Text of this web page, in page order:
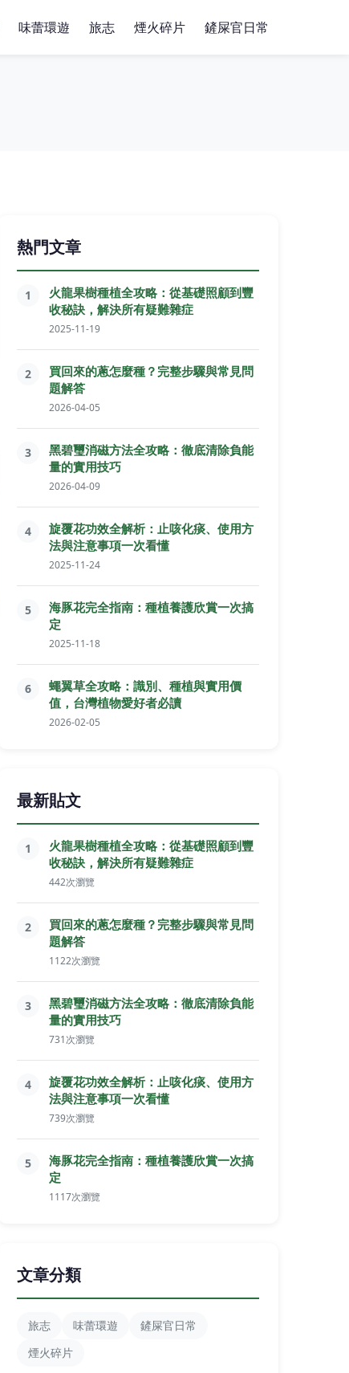
味蕾環遊 旅志 煙火碎片 鏟屎官日常
熱門文章
1
火龍果樹種植全攻略：從基礎照顧到豐
收秘訣，解決所有疑難雜症
2025-11-19
2
買回來的蔥怎麼種？完整步驟與常見問
題解答
2026-04-05
3
黑碧璽消磁方法全攻略：徹底清除負能
量的實用技巧
2026-04-09
4
旋覆花功效全解析：止咳化痰、使用方
法與注意事項一次看懂
2025-11-24
5
海豚花完全指南：種植養護欣賞一次搞
定
2025-11-18
6
蠅翼草全攻略：識別、種植與實用價
值，台灣植物愛好者必讀
2026-02-05
最新貼文
1
火龍果樹種植全攻略：從基礎照顧到豐
收秘訣，解決所有疑難雜症
442次瀏覽
2
買回來的蔥怎麼種？完整步驟與常見問
題解答
1122次瀏覽
3
黑碧璽消磁方法全攻略：徹底清除負能
量的實用技巧
731次瀏覽
4
旋覆花功效全解析：止咳化痰、使用方
法與注意事項一次看懂
739次瀏覽
5
海豚花完全指南：種植養護欣賞一次搞
定
1117次瀏覽
文章分類
旅志 味蕾環遊
鏟屎官日常
煙火碎片